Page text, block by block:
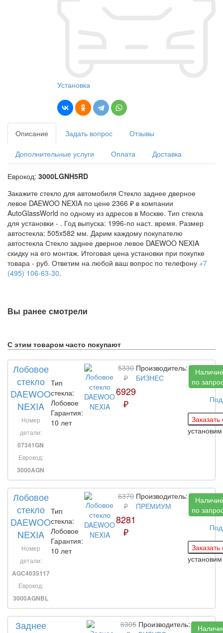
Установка
Описание Задать вопрос Отзывы
Дополнительные услуги Оплата Доставка
Еврокод: 3000LGNH5RD
Закажите стекло для автомобиля Стекло заднее дверное
левое DAEWOO NEXIA по цене 2366 ₽ в компании
AutoGlassWorld по одному из адресов в Москве. Тип стекла
для установки - . Год выпуска: 1996-по наст. время. Размер
автостекла: 505x582 мм. Дарим каждому покупателю
автостекла Стекло заднее дверное левое DAEWOO NEXIA
скидку на его монтаж. Итоговая цена установки при покупке
товара - руб. Ответим на любой ваш вопрос по телефону +7
(495) 106-63-30.
Вы ранее смотрели
С этим товаром часто покупают
Лобовое
стекло
DAEWOO
NEXIA
Номер
детали:
07341GN
Еврокод:
3000AGN
Тип
стекла:
Лобовое
Гарантия:
10 лет
5330
₽
6929
₽
Производитель:
БИЗНЕС
Наличие
по
Лобовое
стекло
DAEWOO
NEXIA
Номер
детали:
AGC4035117
Еврокод:
3000AGNBL
Тип
стекла:
Лобовое
Гарантия:
10 лет
6370
₽
8281
₽
Производитель:
ПРЕМИУМ
Наличие
по
Заднее
6305 Производитель: